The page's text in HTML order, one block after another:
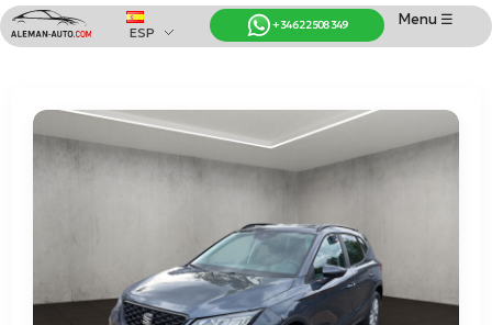
Coches de Alemania
Importación de Coches de Alemania
Menu ☰
+34 622 508 349
ESP